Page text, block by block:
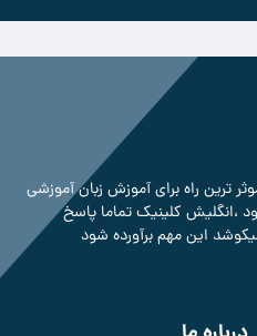
ترین راه برای آموزش زبان آموزشی
،انگلیش کلینیک تماما پاسخ
این مهم برآورده شود